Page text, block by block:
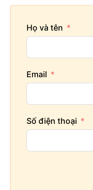
Họ và tên
Email
Số điện thoại